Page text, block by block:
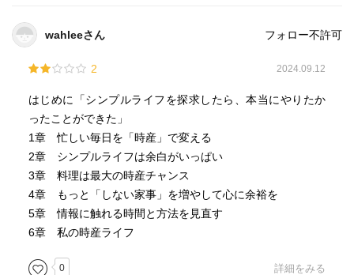
wahleeさん フォロー不許可
2 2024.09.12
はじめに「シンプルライフを探求したら、本当にやりたか
ったことができた」
1章 忙しい毎日を「時産」で変える
2章 シンプルライフは余白がいっぱい
3章 料理は最大の時産チャンス
4章 もっと「しない家事」を増やして心に余裕を
5章 情報に触れる時間と方法を見直す
6章 私の時産ライフ
0 詳細をみる